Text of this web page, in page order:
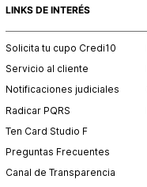
LINKS DE INTERÉS
Solicita tu cupo Credi10
Servicio al cliente
Notificaciones judiciales
Radicar PQRS
Ten Card Studio F
Preguntas Frecuentes
Canal de Transparencia